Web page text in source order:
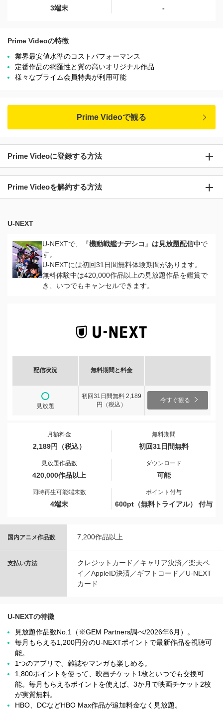
3端末 -
Prime Videoの特徴
業界最安値水準のコストパフォーマンス
定番作品の網羅性と質の高いオリジナル作品
様々なプライム会員特典が利用可能
Prime Videoで観る
Prime Videoに登録する方法
Prime Videoを解約する方法
U-NEXT
U-NEXTで、『機動戦艦ナデシコ 』 は見放題配信中で
す。
U-NEXTには初回31日間無料体験期間があります。
無料体験中は420,000作品以上の見放題作品を鑑賞で
き、いつでもキャンセルできます。
配信状況 無料期間と料金
見放題
初回31日間無料 2,189
円（税込）
今すぐ観る
月額料金
2,189円（税込）
無料期間
初回31日間無料
見放題作品数
420,000作品以上
ダウンロード
可能
同時再生可能端末数
4端末
ポイント付与
600pt（無料トライアル） 付与
国内アニメ作品数 7,200作品以上
支払い方法
クレジットカード／キャリア決済／楽天ペ
イ／AppleID決済／ギフトコード／U-NEXT
カード
U-NEXTの特徴
見放題作品数No.1（※GEM Partners調べ/2026年6⽉）。
毎月もらえる1,200円分のU-NEXTポイントで最新作品を視聴可
能。
1つのアプリで、雑誌やマンガも楽しめる。
1,800ポイントを使って、映画チケット1枚といつでも交換可
能。毎月もらえるポイントを使えば、3か月で映画チケット2枚
が実質無料。
HBO、DCなどHBO Max作品が追加料金なく見放題。